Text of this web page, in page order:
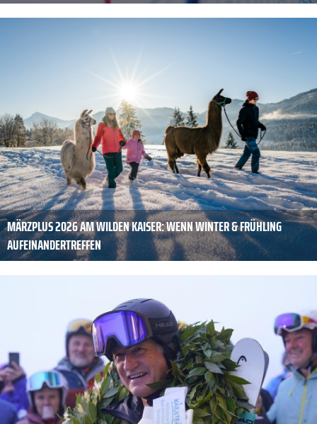
MÄRZPLUS 2026 AM WILDEN KAISER: WENN WINTER & FRÜHLING
AUFEINANDERTREFFEN